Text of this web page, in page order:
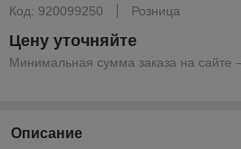
Код: 920099250
Розница
Цену уточняйте
Минимальная сумма заказа на сайте
Описание